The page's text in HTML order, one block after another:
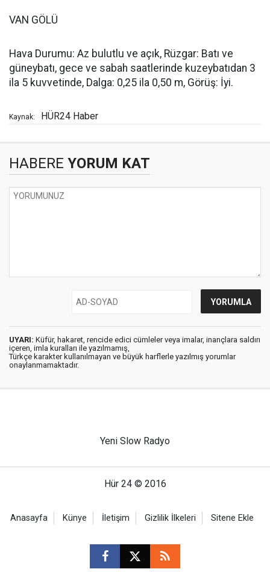
VAN GÖLÜ
Hava Durumu: Az bulutlu ve açık, Rüzgar: Batı ve
güneybatı, gece ve sabah saatlerinde kuzeybatıdan 3
ila 5 kuvvetinde, Dalga: 0,25 ila 0,50 m, Görüş: İyi.
Kaynak: HÜR24 Haber
HABERE YORUM KAT
UYARI: Küfür, hakaret, rencide edici cümleler veya imalar, inançlara saldırı
içeren, imla kuralları ile yazılmamış,
Türkçe karakter kullanılmayan ve büyük harflerle yazılmış yorumlar
onaylanmamaktadır.
Yeni Slow Radyo
Hür 24 © 2016
Anasayfa Künye İletişim Gizlilik İlkeleri Sitene Ekle